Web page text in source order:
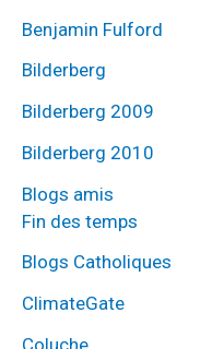
Benjamin Fulford
Bilderberg
Bilderberg 2009
Bilderberg 2010
Blogs amis
Fin des temps
Blogs Catholiques
ClimateGate
Coluche